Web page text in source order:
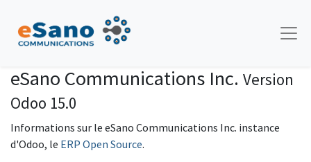
eSano Communications Inc. Version
Odoo 15.0
Informations sur le eSano Communications Inc. instance
d'Odoo, le ERP Open Source.